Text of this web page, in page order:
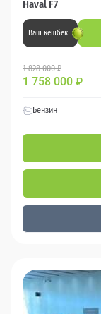
Haval F7
Ваш кешбек
1 828 000 ₽
1 758 000 ₽
Бензин